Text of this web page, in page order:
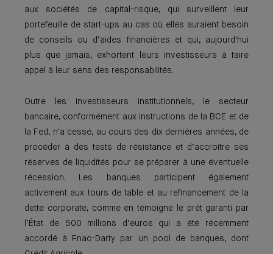
aux sociétés de capital-risque, qui surveillent leur
portefeuille de start-ups au cas où elles auraient besoin
de conseils ou d’aides financières et qui, aujourd'hui
plus que jamais, exhortent leurs investisseurs à faire
appel à leur sens des responsabilités.
Outre les investisseurs institutionnels, le secteur
bancaire, conformément aux instructions de la BCE et de
la Fed, n'a cessé, au cours des dix dernières années, de
procéder à des tests de résistance et d’accroître ses
réserves de liquidités pour se préparer à une éventuelle
récession. Les banques participent également
activement aux tours de table et au refinancement de la
dette corporate, comme en témoigne le prêt garanti par
l’État de 500 millions d’euros qui a été récemment
accordé à Fnac-Darty par un pool de banques, dont